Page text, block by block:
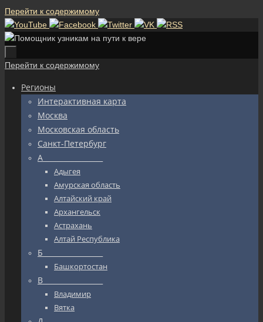
Перейти к содержимому
Перейти к содержимому
Регионы
Интерактивная карта
Москва
Московская область
Санкт-Петербург
А_________________
Адыгея
Амурская область
Алтайский край
Архангельск
Астрахань
Алтай Республика
Б_________________
Башкортостан
В_________________
Владимир
Вятка